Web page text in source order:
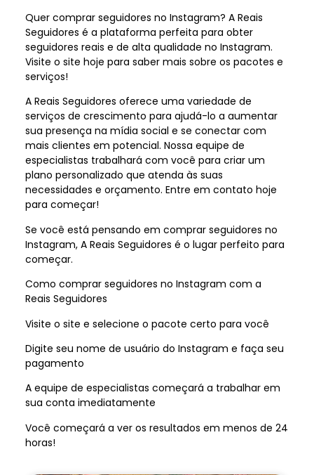
Quer comprar seguidores no Instagram? A Reais
Seguidores é a plataforma perfeita para obter
seguidores reais e de alta qualidade no Instagram.
Visite o site hoje para saber mais sobre os pacotes e
serviços!
A Reais Seguidores oferece uma variedade de
serviços de crescimento para ajudá-lo a aumentar
sua presença na mídia social e se conectar com
mais clientes em potencial. Nossa equipe de
especialistas trabalhará com você para criar um
plano personalizado que atenda às suas
necessidades e orçamento. Entre em contato hoje
para começar!
Se você está pensando em comprar seguidores no
Instagram, A Reais Seguidores é o lugar perfeito para
começar.
Como comprar seguidores no Instagram com a
Reais Seguidores
Visite o site e selecione o pacote certo para você
Digite seu nome de usuário do Instagram e faça seu
pagamento
A equipe de especialistas começará a trabalhar em
sua conta imediatamente
Você começará a ver os resultados em menos de 24
horas!